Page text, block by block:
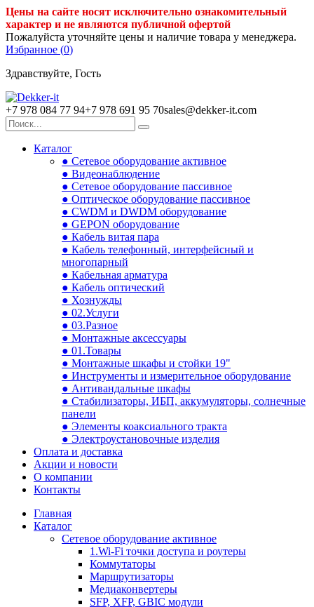
Цены на сайте носят исключительно ознакомительный
характер и не являются публичной офертой
Пожалуйста уточняйте цены и наличие товара у менеджера.
Избранное (0)
Здравствуйте, Гость
+7 978 084 77 94+7 978 691 95 70sales@dekker-it.com
Каталог
● Сетевое оборудование активное
● Видеонаблюдение
● Сетевое оборудование пассивное
● Оптическое оборудование пассивное
● CWDM и DWDM оборудование
● GEPON оборудование
● Кабель витая пара
● Кабель телефонный, интерфейсный и
многопарный
● Кабельная арматура
● Кабель оптический
● Хознужды
● 02.Услуги
● 03.Разное
● Монтажные аксессуары
● 01.Товары
● Монтажные шкафы и стойки 19"
● Инструменты и измерительное оборудование
● Антивандальные шкафы
● Стабилизаторы, ИБП, аккумуляторы, солнечные
панели
● Элементы коаксиального тракта
● Электроустановочные изделия
Оплата и доставка
Акции и новости
О компании
Контакты
Главная
Каталог
Сетевое оборудование активное
1.Wi-Fi точки доступа и роутеры
Коммутаторы
Маршрутизаторы
Медиаконвертеры
SFP, XFP, GBIC модули